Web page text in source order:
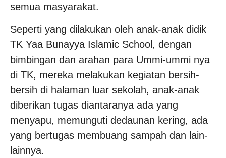
semua masyarakat.
Seperti yang dilakukan oleh anak-anak didik
TK Yaa Bunayya Islamic School, dengan
bimbingan dan arahan para Ummi-ummi nya
di TK, mereka melakukan kegiatan bersih-
bersih di halaman luar sekolah, anak-anak
diberikan tugas diantaranya ada yang
menyapu, memunguti dedaunan kering, ada
yang bertugas membuang sampah dan lain-
lainnya.